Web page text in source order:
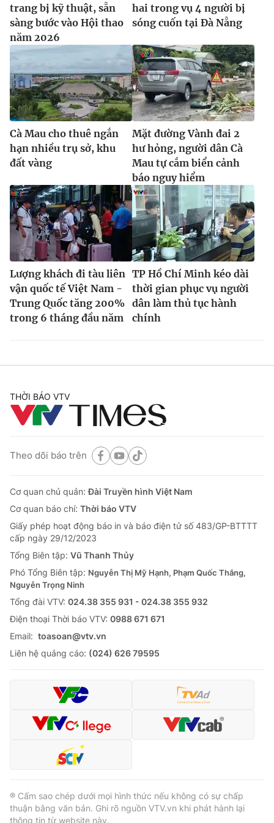
Ðiện thoại Thời báo VTV:024.66 897 897
Email: toasoan@vtv.vn
Liên hệ quảng cáo:
® Cấm sao chép dưới mọi hình thức nếu không có sự chấp
thuận bằng văn bản. Ghi rõ nguồn VTV.vn khi phát hành lại
thông tin từ website này.
trang bị kỹ thuật, sẵn
sàng bước vào Hội thao
năm 2026
hai trong vụ 4 người bị
sóng cuốn tại Đà Nẵng
Cà Mau cho thuê ngắn
hạn nhiều trụ sở, khu
đất vàng
Mặt đường Vành đai 2
hư hỏng, người dân Cà
Mau tự cắm biển cảnh
báo nguy hiểm
Lượng khách đi tàu liên
vận quốc tế Việt Nam -
Trung Quốc tăng 200%
trong 6 tháng đầu năm
TP Hồ Chí Minh kéo dài
thời gian phục vụ người
dân làm thủ tục hành
chính
THỜI BÁO VTV
Theo dõi báo trên
Cơ quan chủ quản:Đài Truyền hình Việt Nam
Cơ quan báo chí: Thời báo VTV
Giấy phép hoạt động báo in và báo điện tử số 483/GP-BTTTT
cấp ngày 29/12/2023
Tổng Biên tập: Vũ Thanh Thủy
Phó Tổng Biên tập: Nguyễn Thị Mỹ Hạnh, Phạm Quốc Thắng,
Nguyễn Trọng Ninh
Tổng đài VTV: 024.38 355 931 - 024.38 355 932
Ðiện thoại Thời báo VTV: 0988 671 671
Email: toasoan@vtv.vn
Liên hệ quảng cáo: (024) 626 79595
® Cấm sao chép dưới mọi hình thức nếu không có sự chấp
thuận bằng văn bản. Ghi rõ nguồn VTV.vn khi phát hành lại
thông tin từ website này.